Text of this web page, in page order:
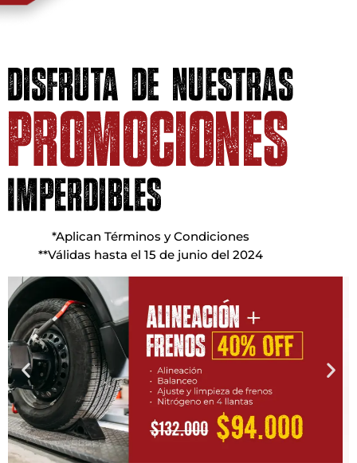
*Aplican Términos y Condiciones
**Válidas hasta el 15 de junio del 2024